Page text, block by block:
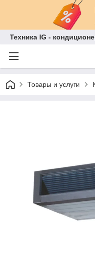
Техника IG -
Товары и услуги